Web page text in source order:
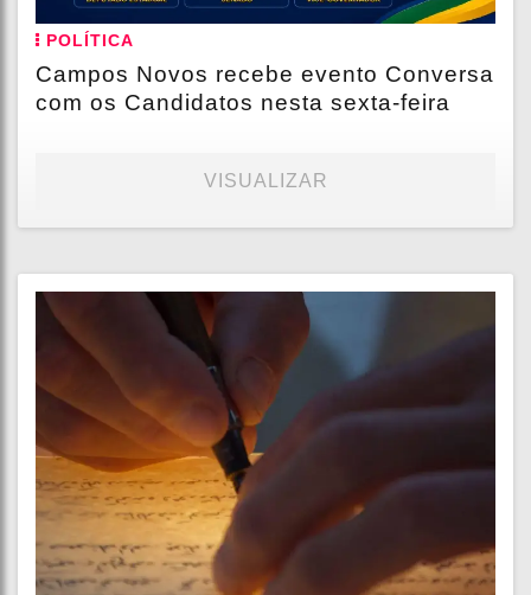
POLÍTICA
Campos Novos recebe evento Conversa
com os Candidatos nesta sexta-feira
VISUALIZAR